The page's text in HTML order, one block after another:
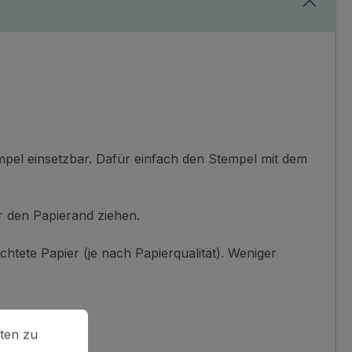
einsetzbar. Dafür einfach den Stempel mit dem
Papierand ziehen.
Papier (je nach Papierqualität). Weniger
zu können.
Mehr Informationen ...
zu